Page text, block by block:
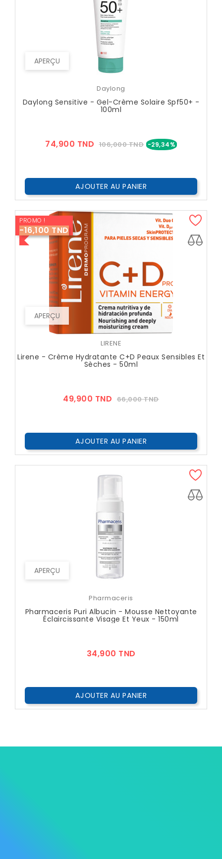
APERÇU
Daylong
Daylong Sensitive - Gel-Crème Solaire Spf50+ -
100ml
74,900 TND Prix
106,000 TND -29,34%Prix
AJOUTER AU PANIER
APERÇU
PROMO !
-16,100 TND
LIRENE
Lirene - Crème Hydratante C+D Peaux Sensibles Et
Sèches - 50ml
49,900 TND Prix
66,000 TNDPrix
AJOUTER AU PANIER
APERÇU
Pharmaceris
Pharmaceris Puri Albucin - Mousse Nettoyante
Éclaircissante Visage Et Yeux - 150ml
34,900 TND
AJOUTER AU PANIER